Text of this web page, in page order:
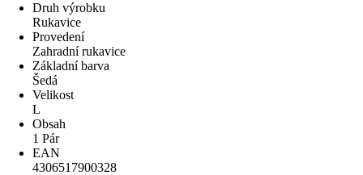
Druh výrobku
Rukavice
Provedení
Zahradní rukavice
Základní barva
Šedá
Velikost
L
Obsah
1 Pár
EAN
4306517900328